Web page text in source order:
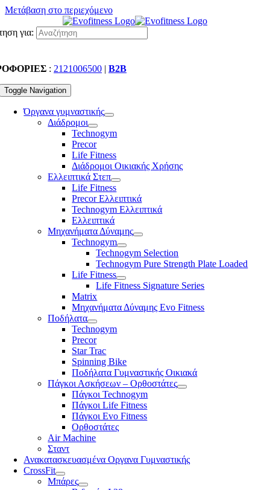
Μετάβαση στο περιεχόμενο
για:
: 2121006500 | B2B
Toggle Navigation
Όργανα γυμναστικής
Διάδρομοι
Technogym
Precor
Life Fitness
Διάδρομοι Οικιακής Χρήσης
Ελλειπτικά Στεπ
Life Fitness
Precor Ελλειπτικά
Technogym Ελλειπτικά
Ελλειπτικά
Μηχανήματα Δύναμης
Technogym
Technogym Selection
Technogym Pure Strength Plate Loaded
Life Fitness
Life Fitness Signature Series
Matrix
Μηχανήματα Δύναμης Evo Fitness
Ποδήλατα
Technogym
Precor
Star Trac
Spinning Bike
Ποδήλατα Γυμναστικής Οικιακά
Πάγκοι Ασκήσεων – Ορθοστάτες
Πάγκοι Technogym
Πάγκοι Life Fitness
Πάγκοι Evo Fitness
Ορθοστάτες
Air Machine
Σταντ
Ανακατασκευασμένα Οργανα Γυμναστικής
CrossFit
Μπάρες